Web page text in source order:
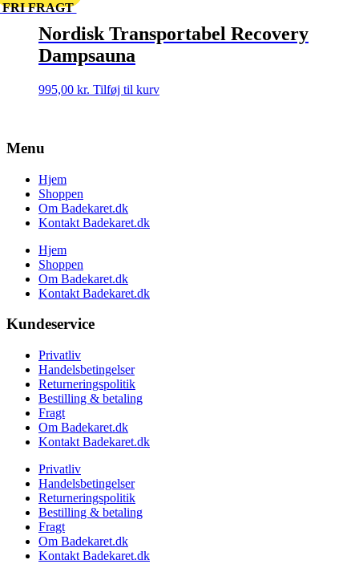
FRAGT
Nordisk Transportabel Recovery
Dampsauna
995,00 kr. Tilføj til kurv
Menu
Hjem
Shoppen
Om Badekaret.dk
Kontakt Badekaret.dk
Hjem
Shoppen
Om Badekaret.dk
Kontakt Badekaret.dk
Kundeservice
Privatliv
Handelsbetingelser
Returneringspolitik
Bestilling & betaling
Fragt
Om Badekaret.dk
Kontakt Badekaret.dk
Privatliv
Handelsbetingelser
Returneringspolitik
Bestilling & betaling
Fragt
Om Badekaret.dk
Kontakt Badekaret.dk